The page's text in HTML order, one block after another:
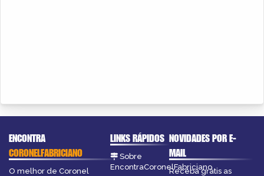
ENCONTRA
CORONELFABRICIANO
O melhor de Coronel
LINKS RÁPIDOS
Sobre
EncontraCoronelFabriciano
NOVIDADES POR E-
MAIL
Receba grátis as